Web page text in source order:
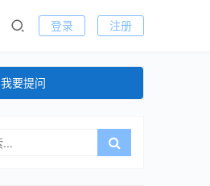
登录 注册
我要提问